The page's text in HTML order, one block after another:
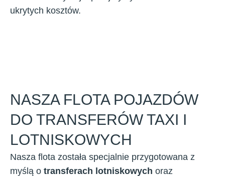
ukrytych kosztów.
NASZA FLOTA POJAZDÓW
DO TRANSFERÓW TAXI I
LOTNISKOWYCH
Nasza flota została specjalnie przygotowana z
myślą o transferach lotniskowych oraz